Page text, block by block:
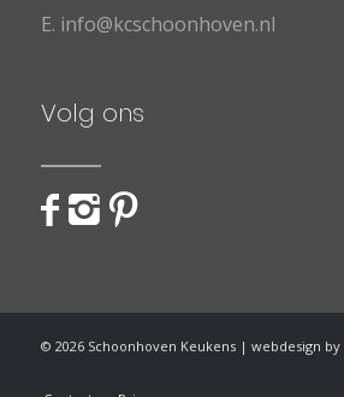
E. info@kcschoonhoven.nl
Volg ons
© 2026Schoonhoven Keukens | webdesign by